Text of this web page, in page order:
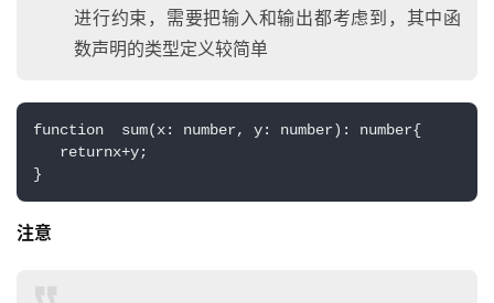
进行约束，需要把输入和输出都考虑到，其中函
数声明的类型定义较简单
function  sum(x: number, y: number): number{
returnx+y;
}
注意